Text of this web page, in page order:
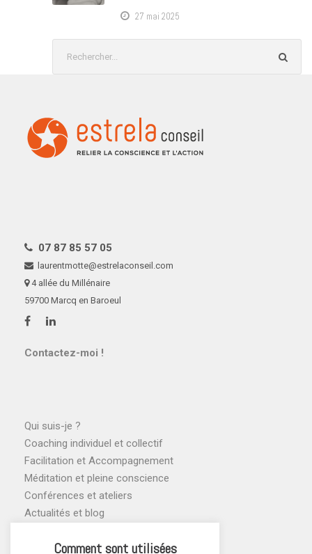
27 mai 2025
07 87 85 57 05
laurentmotte@estrelaconseil.com
4 allée du Millénaire
59700 Marcq en Baroeul
Contactez-moi !
Qui suis-je ?
Coaching individuel et collectif
Facilitation et Accompagnement
Méditation et pleine conscience
Conférences et ateliers
Actualités et blog
Comment sont utilisées